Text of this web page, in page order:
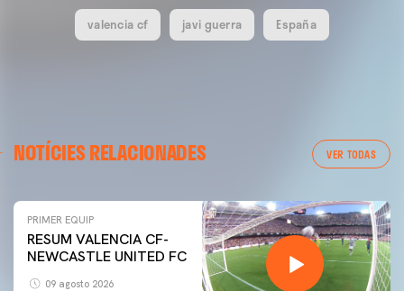
valencia cf javi guerra España
NOTÍCIES RELACIONADES VER TODAS
PRIMER EQUIP
RESUM VALENCIA CF-
NEWCASTLE UNITED FC
09 agosto 2026